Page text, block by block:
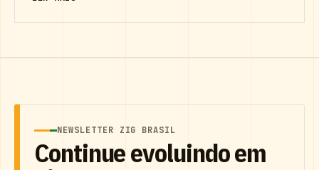
NEWSLETTER ZIG BRASIL
Continue evoluindo em